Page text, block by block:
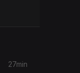
27min